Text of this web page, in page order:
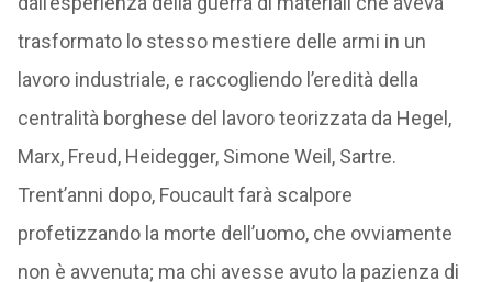
trasformato lo stesso mestiere delle armi in un
lavoro industriale, e raccogliendo l’eredità della
centralità borghese del lavoro teorizzata da Hegel,
Marx, Freud, Heidegger, Simone Weil, Sartre.
Trent’anni dopo, Foucault farà scalpore
profetizzando la morte dell’uomo, che ovviamente
non è avvenuta; ma chi avesse avuto la pazienza di